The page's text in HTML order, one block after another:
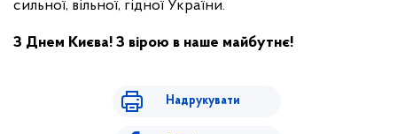
сильної, вільної, гідної України.
З Днем Києва! З вірою в наше майбутнє!
Надрукувати